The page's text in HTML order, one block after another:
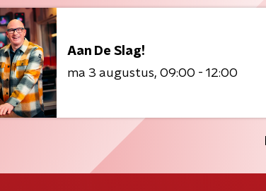
Aan De Slag!
ma 3 augustus 09:00 - 12:00